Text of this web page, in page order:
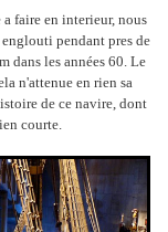
faire en interieur, nous
pendant pres de
dans les années 60. Le
n'attenue en rien sa
de ce navire, dont
courte.